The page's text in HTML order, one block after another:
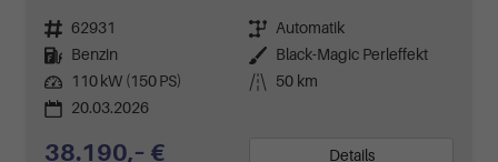
Fahrzeugnr. 62931 Getriebe Automatik
Kraftstoff
Benzin Außenfarbe
Black-Magic Perleffekt
Leistung
110 kW (150 PS) Kilometerstand
50 km
20.03.2026
38.190,– € Details